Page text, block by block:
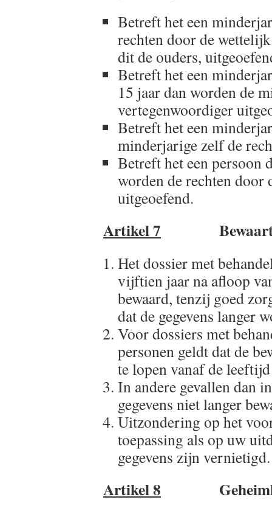
Betreft het een
rechten door de
dit de ouders,
Betreft het een
15 jaar dan worden de
vertegenwoordiger
Betreft het een
minderjarige zelf de
Betreft het een persoon
worden de rechten
uitgeoefend.
Artikel 7
Het dossier met
vijftien jaar na afloop
bewaard, tenzij goed
dat de gegevens langer
Voor dossiers met
personen geldt dat de
te lopen vanaf de
In andere gevallen dan
gegevens niet langer
Uitzondering op het
toepassing als op uw
gegevens zijn vernietigd.
Artikel 8